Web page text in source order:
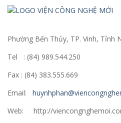
Phường Bến Thủy, TP. Vinh, Tỉnh
Tel : (84) 989.544.250
Fax : (84) 383.555.669
Email:
Web: http://